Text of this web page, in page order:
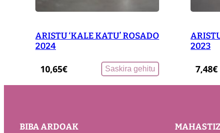
ARISTU ‘KALE KATU’ ROSADO
2024
10,65€ Saskira gehitu
2023
7,48€
BIBA ARDOAK